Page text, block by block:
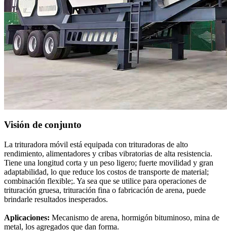
Visión de conjunto
La trituradora móvil está equipada con trituradoras de alto
rendimiento, alimentadores y cribas vibratorias de alta resistencia.
Tiene una longitud corta y un peso ligero; fuerte movilidad y gran
adaptabilidad, lo que reduce los costos de transporte de material;
combinación flexible;. Ya sea que se utilice para operaciones de
trituración gruesa, trituración fina o fabricación de arena, puede
brindarle resultados inesperados.
Aplicaciones: Mecanismo de arena, hormigón bituminoso, mina de
metal, los agregados que dan forma.